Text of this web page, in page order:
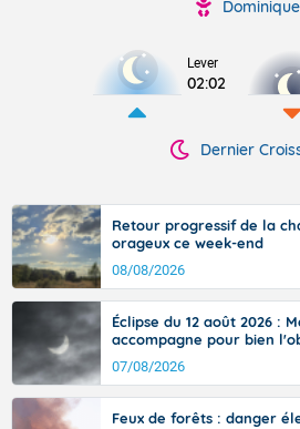
Dominique
Lever
02:02
Dernier
Retour progressif de la
orageux ce week-end
08/08/2026
Éclipse du 12 août 2026 :
accompagne pour bien
07/08/2026
Feux de forêts : danger